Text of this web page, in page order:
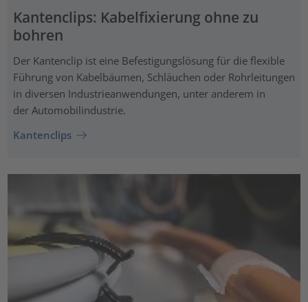
Kantenclips: Kabelfixierung ohne zu
bohren
Der Kantenclip ist eine Befestigungslösung für die flexible
Führung von Kabelbäumen, Schläuchen oder Rohrleitungen
in diversen Industrieanwendungen, unter anderem in
der Automobilindustrie.
Kantenclips